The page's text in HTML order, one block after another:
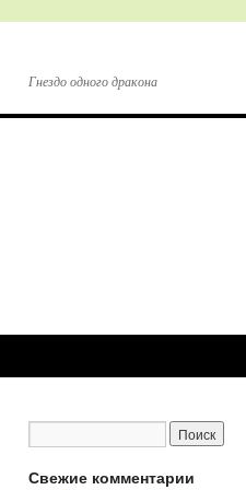
Гнездо одного дракона
Свежие комментарии